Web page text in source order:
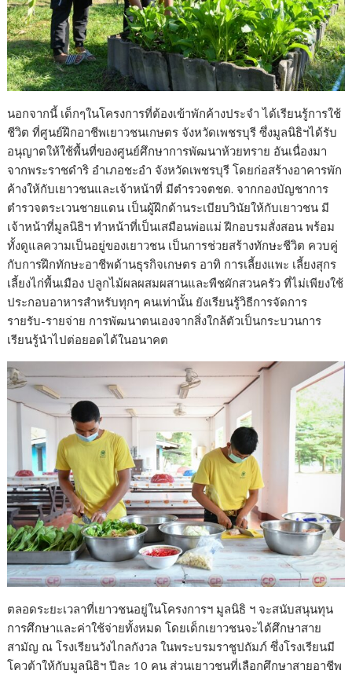
นอกจากนี้ เด็กๆในโครงการที่ต้องเข้าพักค้างประจำ ได้เรียนรู้การใช้
ชีวิต ที่ศูนย์ฝึกอาชีพเยาวชนเกษตร จังหวัดเพชรบุรี ซึ่งมูลนิธิฯได้รับ
อนุญาตให้ใช้พื้นที่ของศูนย์ศึกษาการพัฒนาห้วยทราย อันเนื่องมา
จากพระราชดำริ อำเภอชะอำ จังหวัดเพชรบุรี โดยก่อสร้างอาคารพัก
ค้างให้กับเยาวชนและเจ้าหน้าที่ มีตำรวจตชด. จากกองบัญชาการ
ตำรวจตระเวนชายแดน เป็นผู้ฝึกด้านระเบียบวินัยให้กับเยาวชน มี
เจ้าหน้าที่มูลนิธิฯ ทำหน้าที่เป็นเสมือนพ่อแม่ ฝีกอบรมสั่งสอน พร้อม
ทั้งดูแลความเป็นอยู่ของเยาวชน เป็นการช่วยสร้างทักษะชีวิต ควบคู่
กับการฝึกทักษะอาชีพด้านธุรกิจเกษตร อาทิ การเลี้ยงแพะ เลี้ยงสุกร
เลี้ยงไก่พื้นเมือง ปลูกไม้ผลผสมผสานและพืชผักสวนครัว ที่ไม่เพียงใช้
ประกอบอาหารสำหรับทุกๆ คนเท่านั้น ยังเรียนรู้วิธีการจัดการ
รายรับ-รายจ่าย การพัฒนาตนเองจากสิ่งใกล้ตัวเป็นกระบวนการ
เรียนรู้นำไปต่อยอดได้ในอนาคต
ตลอดระยะเวลาที่เยาวชนอยู่ในโครงการฯ มูลนิธิ ฯ จะสนับสนุนทุน
การศึกษาและค่าใช้จ่ายทั้งหมด โดยเด็กเยาวชนจะได้ศึกษาสาย
สามัญ ณ โรงเรียนวังไกลกังวล ในพระบรมราชูปถัมภ์ ซึ่งโรงเรียนมี
โควต้าให้กับมูลนิธิฯ ปีละ 10 คน ส่วนเยาวชนที่เลือกศึกษาสายอาชีพ